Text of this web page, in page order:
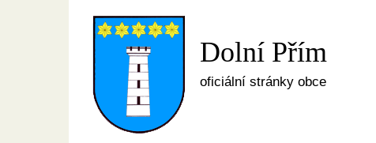
Dolní Přím
oficiální stránky obce